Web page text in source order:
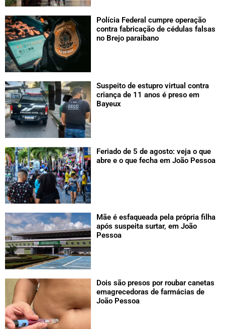
Polícia Federal cumpre operação
contra fabricação de cédulas falsas
no Brejo paraibano
Suspeito de estupro virtual contra
criança de 11 anos é preso em
Bayeux
Feriado de 5 de agosto: veja o que
abre e o que fecha em João Pessoa
Mãe é esfaqueada pela própria filha
após suspeita surtar, em João
Pessoa
Dois são presos por roubar canetas
emagrecedoras de farmácias de
João Pessoa